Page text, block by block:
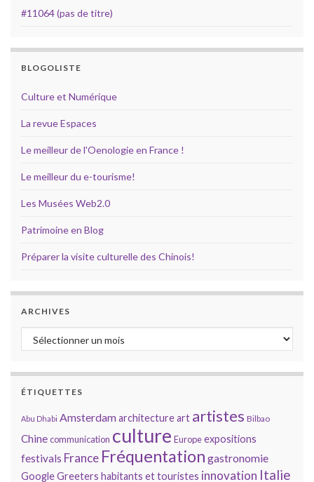
#11064 (pas de titre)
BLOGOLISTE
Culture et Numérique
La revue Espaces
Le meilleur de l'Oenologie en France !
Le meilleur du e-tourisme!
Les Musées Web2.0
Patrimoine en Blog
Préparer la visite culturelle des Chinois!
ARCHIVES
Archives
ÉTIQUETTES
Abu Dhabi Amsterdamarchitectureart artistes Bilbao
Chinecommunication culture Europeexpositions
festivals France Fréquentation gastronomie
GoogleGreeters habitants et touristes innovation Italie